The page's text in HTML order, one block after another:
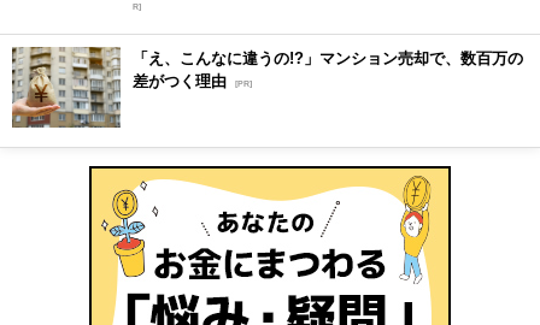
R]
「え、こんなに違うの!?」マンション売却で、数百万の
差がつく理由 [PR]